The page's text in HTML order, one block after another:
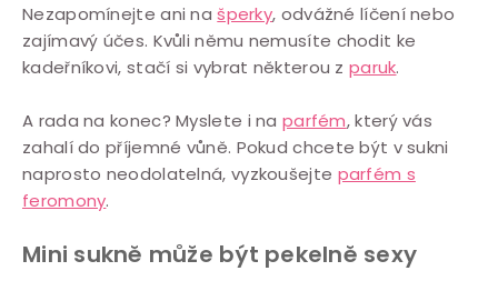
Nezapomínejte ani našperky, odvážné líčení nebo
zajímavý účes. Kvůli němu nemusíte chodit ke
kadeřníkovi, stačí si vybrat některou z paruk.
A rada na konec? Myslete i na parfém, který vás
zahalí do příjemné vůně. Pokud chcete být v sukni
naprosto neodolatelná, vyzkoušejte parfém s
feromony.
Mini sukně může být pekelně sexy